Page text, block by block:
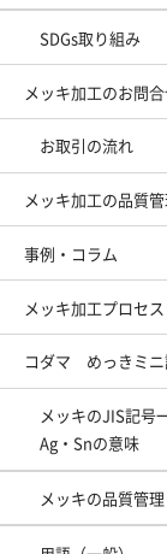
SDGs取り組み
メッキ加工のお問
お取引の流れ
メッキ加工の品質
事例・コラム
メッキ加工プロセス
コダマ めっきミニ
メッキのJIS記号
Ag・Snの意味
メッキの品質管理